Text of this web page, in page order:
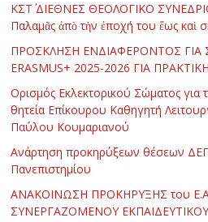
ΚΣΤ΄ ΔΙΕΘΝΕΣ ΘΕΟΛΟΓΙΚΟ
Παλαμᾶς ἀπὸ τὴν ἐποχή του ἕως καὶ
ΠΡΟΣΚΛΗΣΗ ΕΝΔΙΑΦΕΡΟΝΤΟΣ
ERASMUS+ 2025-2026 ΓΙΑ
Ορισμός Εκλεκτορικού Σώματος για
θητεία Επίκουρου Καθηγητή
Παύλου Κουμαριανού
Ανάρτηση προκηρύξεων θέσεων
Πανεπιστημίου
ΑΝΑΚΟΙΝΩΣΗ ΠΡΟΚΗΡΥΞΗΣ του
ΣΥΝΕΡΓΑΖΟΜΕΝΟΥ